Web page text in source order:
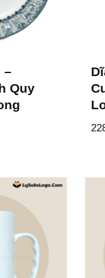
–
Quy